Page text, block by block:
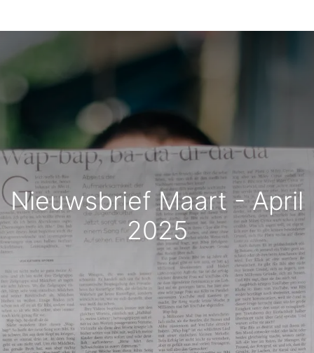
Nieuwsbrief Maart - April
2025